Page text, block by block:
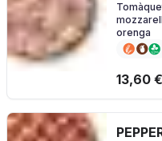
orenga
13,60 €